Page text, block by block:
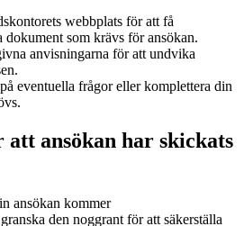
webbplats för att få
som krävs för ansökan.
anvisningarna för att undvika
eventuella frågor eller komplettera din
att ansökan har skickats
ansökan kommer
den noggrant för att säkerställa